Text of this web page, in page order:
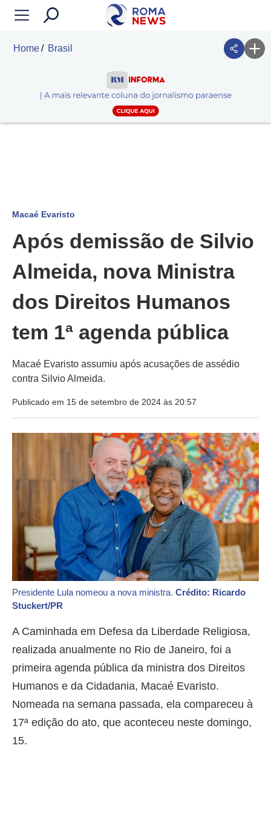
Home Brasil
Macaé Evaristo
Após demissão de Silvio
Almeida, nova Ministra
dos Direitos Humanos
tem 1ª agenda pública
Macaé Evaristo assumiu após acusações de assédio
contra Silvio Almeida.
Publicado em 15 de setembro de 2024 às 20:57
Presidente Lula nomeou a nova ministra. Crédito: Ricardo
Stuckert/PR
A Caminhada em Defesa da Liberdade Religiosa,
realizada anualmente no Rio de Janeiro, foi a
primeira agenda pública da ministra dos Direitos
Humanos e da Cidadania, Macaé Evaristo.
Nomeada na semana passada, ela compareceu à
17ª edição do ato, que aconteceu neste domingo,
15.